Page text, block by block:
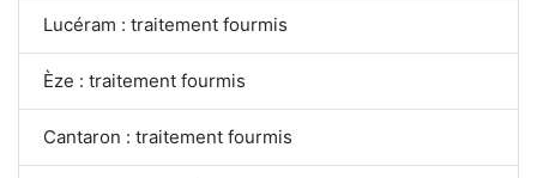
Lucéram : traitement fourmis
Èze : traitement fourmis
Cantaron : traitement fourmis